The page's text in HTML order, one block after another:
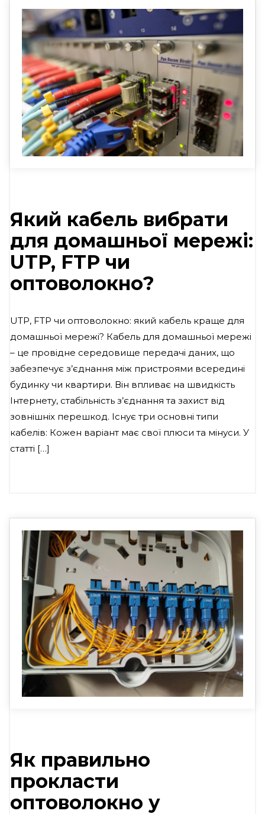
Який кабель вибрати
для домашньої мережі:
UTP, FTP чи
оптоволокно?
UTP, FTP чи оптоволокно: який кабель краще для
домашньої мережі? Кабель для домашньої мережі
– це провідне середовище передачі даних, що
забезпечує з’єднання між пристроями всередині
будинку чи квартири. Він впливає на швидкість
Інтернету, стабільність з’єднання та захист від
зовнішніх перешкод. Існує три основні типи
кабелів: Кожен варіант має свої плюси та мінуси. У
статті […]
Як правильно
прокласти
оптоволокно у